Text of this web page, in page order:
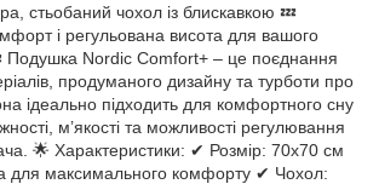
стьобаний чохол із блискавкою 💤
і регульована висота для вашого
Подушка Nordic Comfort+ – це поєднання
продуманого дизайну та турботи про
ідеально підходить для комфортного сну
м’якості та можливості регулювання
🌟 Характеристики: ✔ Розмір: 70х70 см
для максимального комфорту ✔ Чохол: